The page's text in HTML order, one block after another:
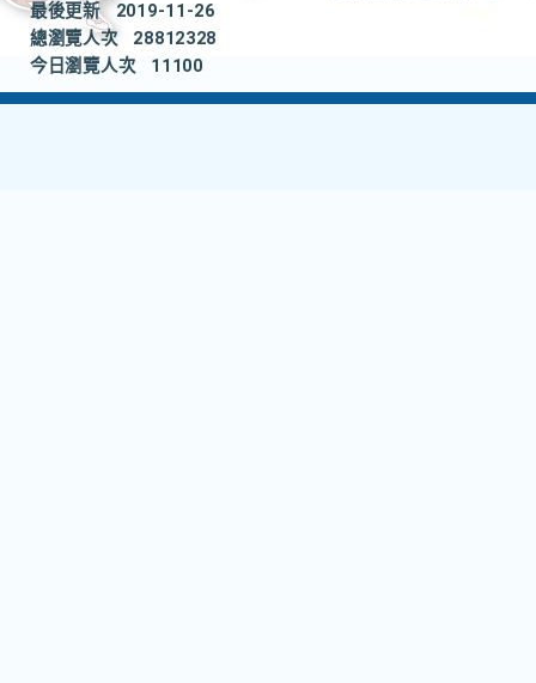
最後更新
2019-11-26
總瀏覽人次
28812328
今日瀏覽人次
11100